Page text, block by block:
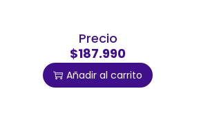
Precio
$187.990
Añadir al carrito